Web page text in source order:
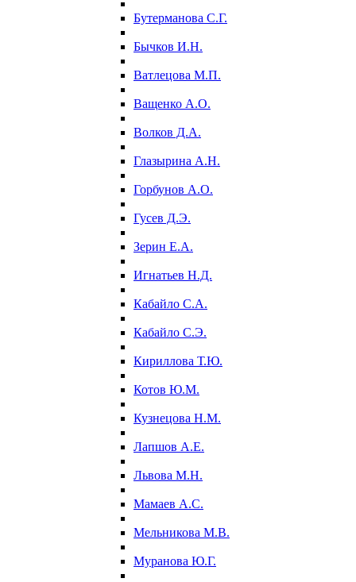
Бутерманова С.Г.
Бычков И.Н.
Ватлецова М.П.
Ващенко А.О.
Волков Д.А.
Глазырина А.Н.
Горбунов А.О.
Гусев Д.Э.
Зерин Е.А.
Игнатьев Н.Д.
Кабайло С.А.
Кабайло С.Э.
Кириллова Т.Ю.
Котов Ю.М.
Кузнецова Н.М.
Лапшов А.Е.
Львова М.Н.
Мамаев А.С.
Мельникова М.В.
Муранова Ю.Г.